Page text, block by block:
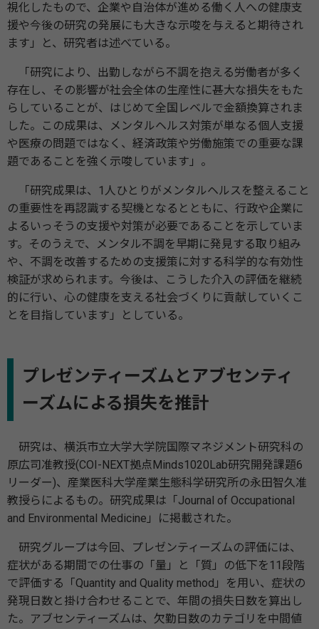
視化したもので、企業や自治体が進める働く人への健康支
援や今後の研究の発展にも大きな示唆を与えると期待され
ます」と、研究者は述べている。
「研究により、出勤しながら不調を抱える労働者が多く
存在し、その影響が社会全体の生産性に甚大な損失をもた
らしていることが、はじめて全国レベルで金額換算されま
した。この成果は、メンタルヘルス対策が単なる個人支援
や医療の問題ではなく、経済政策や労働施策での重要な課
題であることを強く示唆しています」。
「研究成果は、1人ひとりがメンタルヘルスを整えること
の重要性を再認識する契機となるとともに、行政や企業に
よるいっそうの支援や対策が必要であることを示していま
す。そのうえで、メンタル不調を早期に発見する取り組み
や、不調を改善するための支援策に対する科学的な有効性
検証が求められます。今後は、こうした介入の評価を継続
的に行い、心の健康を支える社会づくりに貢献していくこ
とを目指しています」としている。
プレゼンティーズムとアブセンティ
ーズムによる損失を推計
研究は、横浜市立大学大学院国際マネジメント研究科の
原広司准教授(COI-NEXT拠点Minds1020Lab研究開発課題6
リーダー)、産業医科大学産業生態科学研究所の永田智久准
教授らによるもの。研究成果は「Journal of Occupational
and Environmental Medicine」に掲載された。
研究グループは今回、プレゼンティーズムの評価には、
症状がある期間での仕事の「量」と「質」の低下を11段階
で評価する「Quantity and Quality method」を用い、症状の
発現日数と掛け合わせることで、年間の損失日数を算出し
た。アブセンティーズムは、欠勤日数のカテゴリを中間値